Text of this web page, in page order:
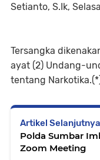
Setianto, S.Ik,
Tersangka
ayat (2) Undang-
tentang
Artikel Selanjutnya
Polda Sumbar
Zoom Meeting